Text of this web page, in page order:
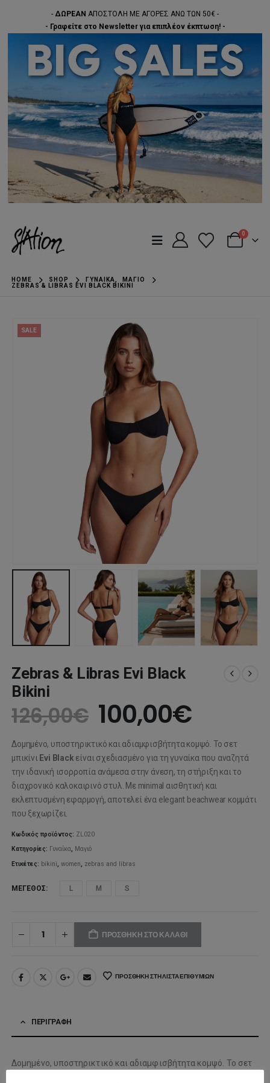
- ΔΩΡΕΑΝ ΑΠΟΣΤΟΛΗ ΜΕ ΑΓΟΡΕΣ ΑΝΩ ΤΩΝ 50€ -
- Γραφείτε στο Newsletter για επιπλέον έκπτωση! -
0
HOME SHOP ΓΥΝΑΊΚΑ,
ΜΑΓΙΌ
ZEBRAS & LIBRAS EVI BLACK BIKINI
SALE
Zebras & Libras Evi Black
Bikini
126,00€ Original
price
was:
126,00€.
100,00€Η
τιμή
είναι:
Δομημένο, υποστηρικτικό και αδιαμφισβήτητα κομψό. Το σετ
μπικίνι Evi Black είναι σχεδιασμένο για τη γυναίκα που αναζητά
την ιδανική ισορροπία ανάμεσα στην άνεση, τη στήριξη και το
διαχρονικό καλοκαιρινό στυλ. Με minimal αισθητική και
εκλεπτυσμένη εφαρμογή, αποτελεί ένα elegant beachwear κομμάτι
που ξεχωρίζει.
Κωδικός προϊόντος: ZL020
Κατηγορίες: Γυναίκα, Μαγιό
Ετικέτες: bikini,women, zebras and libras
ΜΈΓΕΘΟΣ L M S
ΠΡΟΣΘΉΚΗ ΣΤΟ ΚΑΛΆΘΙ
ΠΡΟΣΘΉΚΗ ΣΤΗ ΛΊΣΤΑ ΕΠΙΘΥΜΙΏΝ
ΠΕΡΙΓΡΑΦΉ
Δομημένο, υποστηρικτικό και αδιαμφισβήτητα κομψό. Το σετ